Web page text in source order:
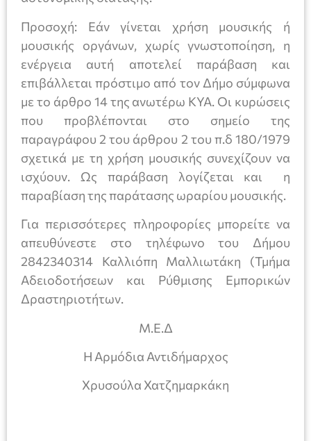
Προσοχή: Εάν γίνεται χρήση μουσικής ή
μουσικής οργάνων, χωρίς γνωστοποίηση, η
ενέργεια αυτή αποτελεί παράβαση και
επιβάλλεται πρόστιμο από τον Δήμο σύμφωνα
με το άρθρο 14 της ανωτέρω ΚΥΑ. Οι κυρώσεις
που προβλέπονται στο σημείο της
παραγράφου 2 του άρθρου 2 του π.δ 180/1979
σχετικά με τη χρήση μουσικής συνεχίζουν να
ισχύουν. Ως παράβαση λογίζεται και η
παραβίαση της παράτασης ωραρίου μουσικής.
Για περισσότερες πληροφορίες μπορείτε να
απευθύνεστε στο τηλέφωνο του Δήμου
2842340314 Καλλιόπη Μαλλιωτάκη (Τμήμα
Αδειοδοτήσεων και Ρύθμισης Εμπορικών
Δραστηριοτήτων.
Μ.Ε.Δ
Η Αρμόδια Αντιδήμαρχος
Χρυσούλα Χατζημαρκάκη